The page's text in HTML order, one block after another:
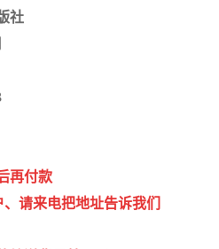
社
再付款
请来电把地址告诉我们
算定额
全国消耗量工程定额